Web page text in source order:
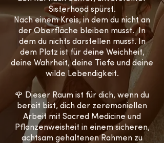
Sisterhood spürst.
Nach einem Kreis, in dem du nicht an
der Oberfläche bleiben musst.In
dem du nichts darstellen musst.
In
dem Platz ist für deine Weichheit,
deine Wahrheit, deine Tiefe und deine
wilde Lebendigkeit.
🌹 Dieser Raum ist für dich, wenn du
bereit bist, dich der zeremoniellen
Arbeit mit Sacred Medicine und
Pflanzenweisheit in einem sicheren,
achtsam gehaltenen Rahmen zu